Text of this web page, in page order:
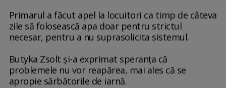
Primarul a făcut apel la locuitori ca timp de câteva
zile să folosească apa doar pentru strictul
necesar, pentru a nu suprasolicita sistemul.
Butyka Zsolt şi-a exprimat speranţa că
problemele nu vor reapărea, mai ales că se
apropie sărbătorile de iarnă.